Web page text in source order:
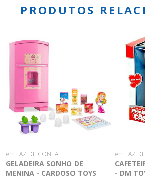
PRODUTOS
em FAZ DE CONTA
GELADEIRA SONHO DE
MENINA - CARDOSO TOYS
em FAZ
- DM